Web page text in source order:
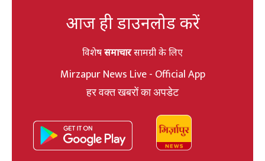
आज ही डाउनलोड करें
विशेषसमाचारसामग्री के लिए
Mirzapur News Live - Official App
हर वक्त खबरों का अपडेट